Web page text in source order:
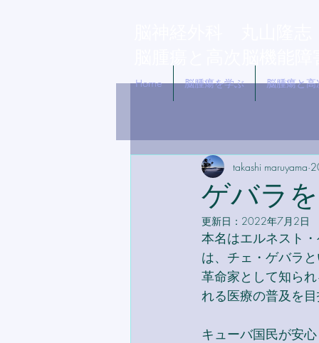
Home 脳腫瘍を学ぶ 脳腫瘍と高
ゲバラ
takashi maruyama
更新日： 2022年7月2日
本名はエルネスト
は、チェ・ゲバラ
革命家として知ら
れる医療の普及を
キューバ国民が安